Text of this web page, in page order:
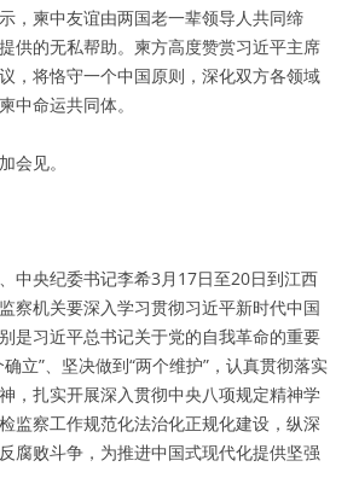
，柬中友谊由两国老一辈领导人共同缔
供的无私帮助。柬方高度赞赏习近平主席
，将恪守一个中国原则，深化双方各领域
中命运共同体。
会见。
中央纪委书记李希3月17日至20日到江西
察机关要深入学习贯彻习近平新时代中国
是习近平总书记关于党的自我革命的重要
立”、坚决做到“两个维护”，认真贯彻落实
，扎实开展深入贯彻中央八项规定精神学
监察工作规范化法治化正规化建设，纵深
腐败斗争，为推进中国式现代化提供坚强